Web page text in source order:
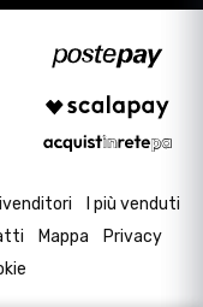
I più venduti
Mappa
Privacy